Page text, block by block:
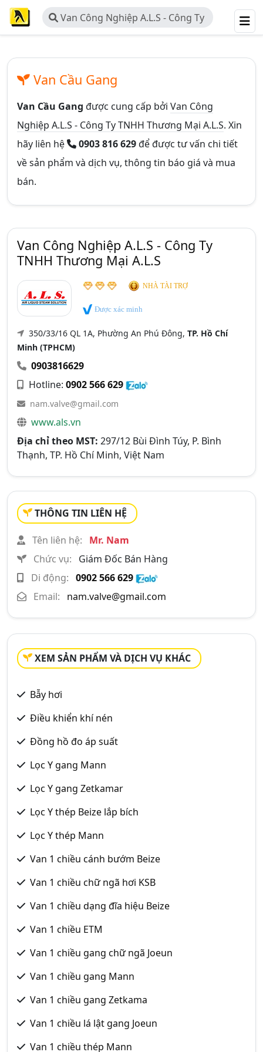
Van Công Nghiệp A.L.S - Công Ty
TNHH Thương Mại A.L.S
Van Cầu Gang
Van Cầu Gang được cung cấp bởi Van Công
Nghiệp A.L.S - Công Ty TNHH Thương Mại A.L.S. Xin
hãy liên hệ
0903 816 629để được tư vấn chi tiết
về sản phẩm và dịch vụ, thông tin báo giá và mua
bán.
Van Công Nghiệp A.L.S - Công Ty
TNHH Thương Mại A.L.S
NHÀ TÀI TRỢ
Được xác minh
350/33/16 QL 1A, Phường An Phú Đông, TP. Hồ Chí
Minh (TPHCM)
0903816629
Hotline: 0902 566 629
nam.valve@gmail.com
www.als.vn
Địa chỉ theo MST: 297/12 Bùi Đình Túy, P. Bình
Thạnh, TP. Hồ Chí Minh, Việt Nam
THÔNG TIN LIÊN HỆ
Tên liên hệ:
Mr. Nam
Chức vụ:
Giám Đốc Bán Hàng
Di động: 0902 566 629
Email:
nam.valve@gmail.com
XEM SẢN PHẨM VÀ DỊCH VỤ KHÁC
Bẫy hơi
Điều khiển khí nén
Đồng hồ đo áp suất
Lọc Y gang Mann
Lọc Y gang Zetkamar
Lọc Y thép Beize lắp bích
Lọc Y thép Mann
Van 1 chiều cánh bướm Beize
Van 1 chiều chữ ngã hơi KSB
Van 1 chiều dạng đĩa hiệu Beize
Van 1 chiều ETM
Van 1 chiều gang chữ ngã Joeun
Van 1 chiều gang Mann
Van 1 chiều gang Zetkama
Van 1 chiều lá lật gang Joeun
Van 1 chiều thép Mann